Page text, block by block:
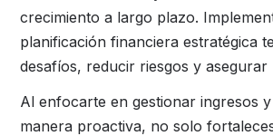
crecimiento a largo plazo.
planificación financiera estratégica
desafíos, reducir riesgos y asegurar
Al enfocarte en gestionar ingresos
manera proactiva, no solo